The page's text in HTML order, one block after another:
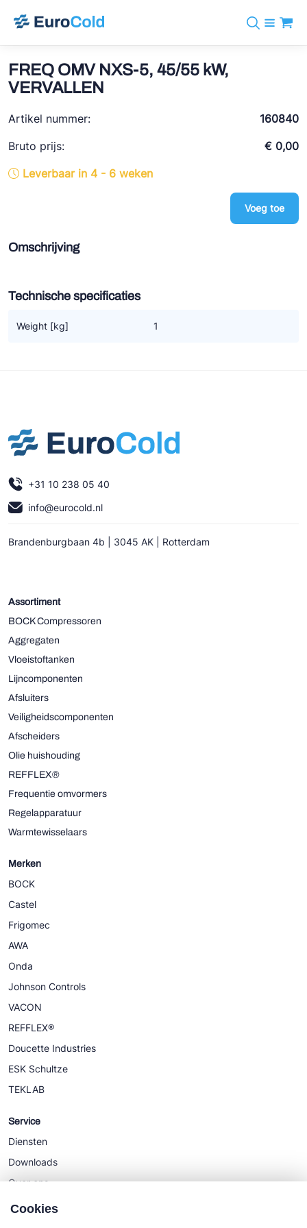
info@eurocold.nl
Merken
BOCK
REFFLEX®
Doucette Industries
Koudemiddelen
Diensten
Nieuws
Over ons
FREQ OMV NXS-5, 45/55 kW,
VERVALLEN
Artikel nummer:
160840
Bruto prijs:
€ 0,00
Leverbaar in 4 - 6 weken
Voeg toe
Omschrijving
Technische specificaties
Weight [kg] 1
+31 10 238 05 40
info@eurocold.nl
Brandenburgbaan 4b | 3045 AK | Rotterdam
Assortiment
BOCK Compressoren
Aggregaten
Vloeistoftanken
Lijncomponenten
Afsluiters
Veiligheidscomponenten
Afscheiders
Olie huishouding
REFFLEX®
Frequentie omvormers
Regelapparatuur
Warmtewisselaars
Merken
BOCK
Castel
Frigomec
AWA
Onda
Johnson Controls
VACON
REFFLEX®
Doucette Industries
ESK Schultze
TEKLAB
Service
Diensten
Downloads
Over ons
Nieuws
Cookies